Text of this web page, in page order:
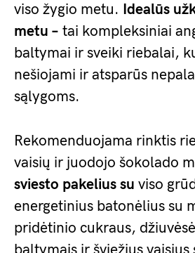
viso žygio metu. Idealūs
metu – tai kompleksiniai
baltymai ir sveiki riebalai,
nešiojami ir atsparūs
sąlygoms.
Rekomenduojama rinktis
vaisių ir juodojo šokolado
sviesto pakelius su viso
energetinius batonėlius su
pridėtinio cukraus,